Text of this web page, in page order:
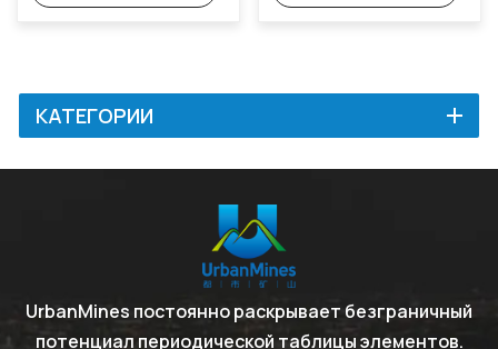
КАТЕГОРИИ
UrbanMines постоянно раскрывает безграничный
потенциал периодической таблицы элементов.